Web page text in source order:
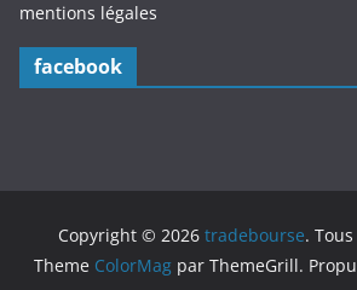
mentions légales
facebook
Copyright © 2026 tradebourse.
Theme ColorMagpar ThemeGrill.